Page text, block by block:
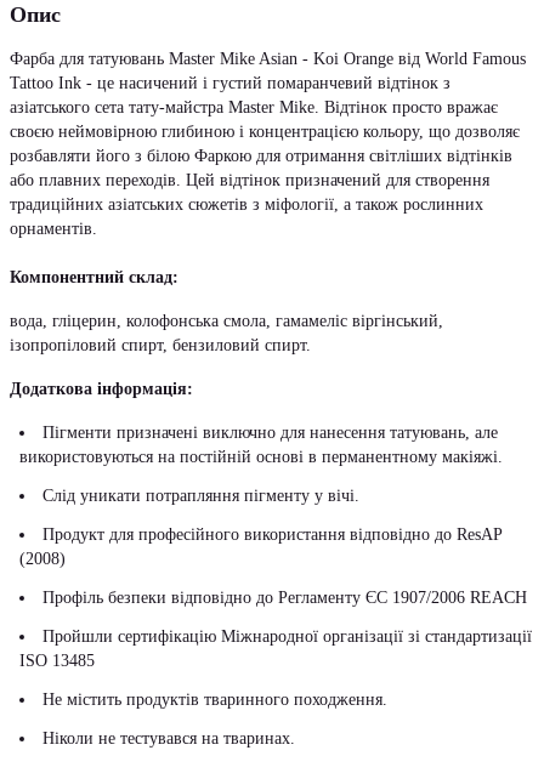
Опис
Фарба для татуювань Master Mike Asian - Koi Orange від World Famous
Tattoo Ink - це насичений і густий помаранчевий відтінок з
азіатського сета тату-майстра Master Mike. Відтінок просто вражає
своєю неймовірною глибиною і концентрацією кольору, що дозволяє
розбавляти його з білою Фаркою для отримання світліших відтінків
або плавних переходів. Цей відтінок призначений для створення
традиційних азіатських сюжетів з міфології, а також рослинних
орнаментів.
Компонентний склад:
вода, гліцерин, колофонська смола, гамамеліс віргінський,
ізопропіловий спирт, бензиловий спирт.
Додаткова інформація:
Пігменти призначені виключно для нанесення татуювань, але
використовуються на постійній основі в перманентному макіяжі.
Слід уникати потрапляння пігменту у вічі.
Продукт для професійного використання відповідно до ResAP
(2008)
Профіль безпеки відповідно до Регламенту ЄС 1907/2006 REACH
Пройшли сертифікацію Міжнародної організації зі стандартизації
ISO 13485
Не містить продуктів тваринного походження.
Ніколи не тестувався на тваринах.